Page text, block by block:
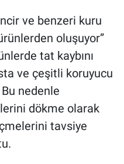
incir ve benzeri kuru
oluşuyor”
tat kaybını
ve çeşitli koruyucu
nedenle
dökme olarak
tavsiye